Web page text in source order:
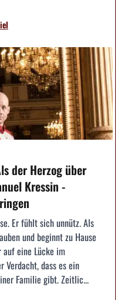
der Herzog über
Kressin -
Er fühlt sich unnütz. Als
und beginnt zu Hause
eine Lücke im
Verdacht, dass es ein
Familie gibt. Zeitlic...